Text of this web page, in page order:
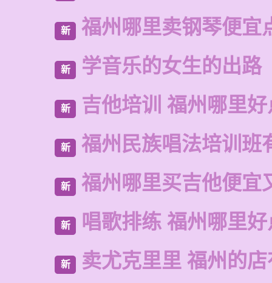
新 福州哪里卖钢琴便宜
新 学音乐的女生的出路
新 吉他培训 福州哪里好
新 福州民族唱法培训班
新 福州哪里买吉他便宜
新 唱歌排练 福州哪里
新 卖尤克里里 福州的